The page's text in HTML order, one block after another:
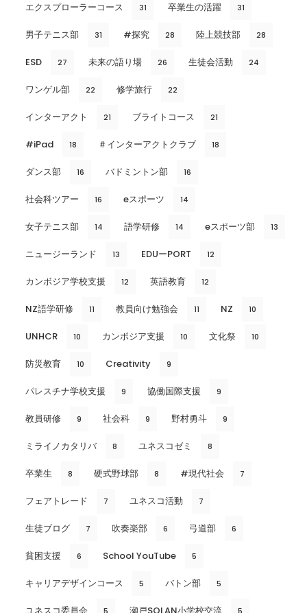
エクスプローラーコース 31 卒業生の活躍 31
男子テニス部 31 #探究 28 陸上競技部 28
ESD 27 未来の語り場 26 生徒会活動 24
ワンゲル部 22 修学旅行 22
インターアクト 21 ブライトコース 21
#iPad 18 ＃インターアクトクラブ 18
ダンス部 16 バドミントン部 16
社会科ツアー 16 eスポーツ 14
女子テニス部 14 語学研修 14 eスポーツ部 13
ニュージーランド 13 EDUーPORT 12
カンボジア学校支援 12 英語教育 12
NZ語学研修 11 教員向け勉強会 11 NZ 10
UNHCR 10 カンボジア支援 10 文化祭 10
防災教育 10 Creativity 9
パレスチナ学校支援 9 協働国際支援 9
教員研修 9 社会科 9 野村勇斗 9
ミライノカタリバ 8 ユネスコゼミ 8
卒業生 8 硬式野球部 8 #現代社会 7
フェアトレード 7 ユネスコ活動 7
生徒ブログ 7 吹奏楽部 6 弓道部 6
貧困支援 6 School YouTube 5
キャリアデザインコース 5 バトン部 5